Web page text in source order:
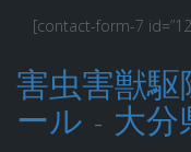
[contact-form-7
害虫害獣駆
ール - 大分